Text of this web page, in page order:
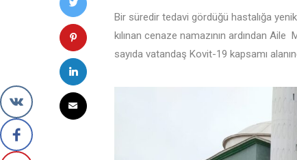
Bir süredir tedavi gördüğü hastalığa
kılınan cenaze namazının ardından
sayıda vatandaş Kovit-19 kapsamı